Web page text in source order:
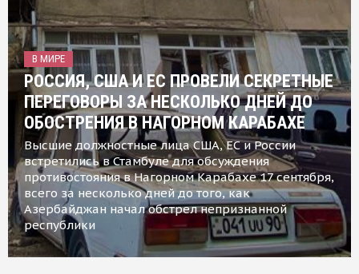
В МИРЕ
РОССИЯ, США И ЕС ПРОВЕЛИ СЕКРЕТНЫЕ
ПЕРЕГОВОРЫ ЗА НЕСКОЛЬКО ДНЕЙ ДО
ОБОСТРЕНИЯ В НАГОРНОМ КАРАБАХЕ
Высшие должностные лица США, ЕС и России
встретились в Стамбуле для обсуждения
противостояния в Нагорном Карабахе 17 сентября,
всего за несколько дней до того, как
Азербайджан начал обстрел непризнанной
республики